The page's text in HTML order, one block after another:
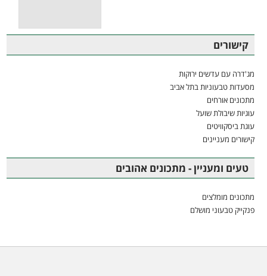
קישורים
מג'דרה עם עדשים ירוקות
מסעדות טבעוניות בתל אביב
מתכונים אורחים
עוגיות שיבולת שועל
עוגת ביסקוויטים
קישורים מעניינים
טעים ומעניין - מתכונים אהובים
מתכונים מומלצים
פנקייק טבעוני מושלם